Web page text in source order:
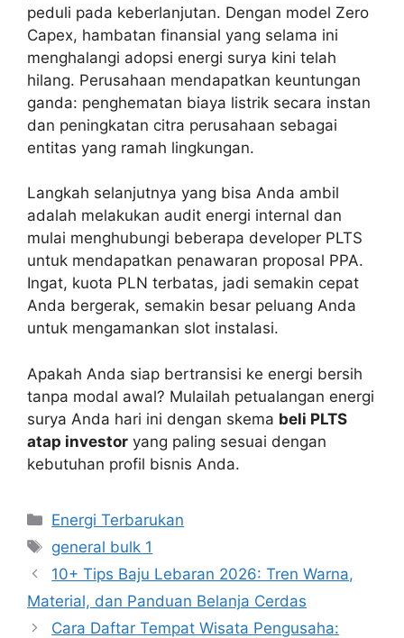
peduli pada keberlanjutan. Dengan model Zero
Capex, hambatan finansial yang selama ini
menghalangi adopsi energi surya kini telah
hilang. Perusahaan mendapatkan keuntungan
ganda: penghematan biaya listrik secara instan
dan peningkatan citra perusahaan sebagai
entitas yang ramah lingkungan.
Langkah selanjutnya yang bisa Anda ambil
adalah melakukan audit energi internal dan
mulai menghubungi beberapa developer PLTS
untuk mendapatkan penawaran proposal PPA.
Ingat, kuota PLN terbatas, jadi semakin cepat
Anda bergerak, semakin besar peluang Anda
untuk mengamankan slot instalasi.
Apakah Anda siap bertransisi ke energi bersih
tanpa modal awal? Mulailah petualangan energi
surya Anda hari ini dengan skema beli PLTS
atap investor yang paling sesuai dengan
kebutuhan profil bisnis Anda.
Categories
Energi Terbarukan
Tags
general bulk 1
10+ Tips Baju Lebaran 2026: Tren Warna,
Material, dan Panduan Belanja Cerdas
Cara Daftar Tempat Wisata Pengusaha: